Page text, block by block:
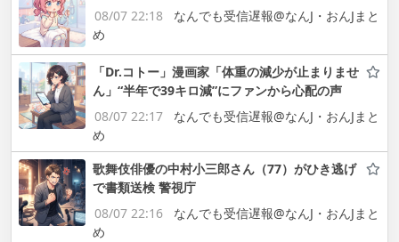
08/07 22:18
なんでも受信遅報@なんJ・おんJまと
め
「Dr.コトー」漫画家「体重の減少が止まりませ
ん」“半年で39キロ減”にファンから心配の声
08/07 22:17
なんでも受信遅報@なんJ・おんJまと
め
歌舞伎俳優の中村小三郎さん（77）がひき逃げ
で書類送検 警視庁
08/07 22:16
なんでも受信遅報@なんJ・おんJまと
め